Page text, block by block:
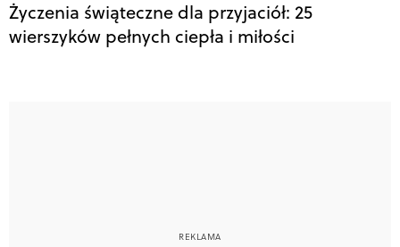
Życzenia świąteczne dla przyjaciół: 25
wierszyków pełnych ciepła i miłości